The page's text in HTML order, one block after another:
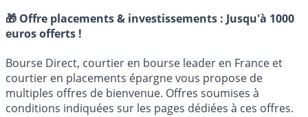
🎁 Offre placements & investissements : Jusqu'à 1000
euros offerts !
Bourse Direct, courtier en bourse leader en France et
courtier en placements épargne vous propose de
multiples offres de bienvenue. Offres soumises à
conditions indiquées sur les pages dédiées à ces offres.